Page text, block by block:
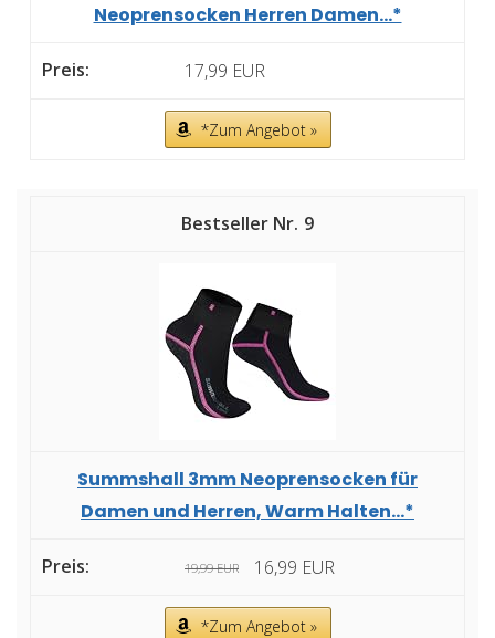
Neoprensocken Herren Damen...*
17,99 EUR
*Zum Angebot »
9
Summshall 3mm Neoprensocken für
Damen und Herren, Warm Halten...*
19,99 EUR 16,99 EUR
*Zum Angebot »